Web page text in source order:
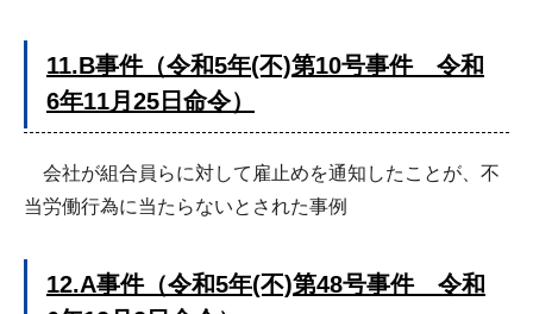
11.B事件（令和5年(不)第10号事件 令和
6年11月25日命令）
会社が組合員らに対して雇止めを通知したことが、不
当労働行為に当たらないとされた事例
12.A事件（令和5年(不)第48号事件 令和